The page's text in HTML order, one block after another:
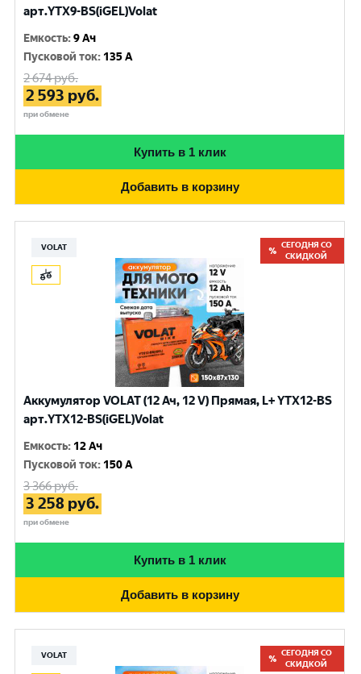
арт.YTX9-BS(iGEL)Volat
Емкость:9 Ач
Пусковой ток: 135 A
2 674руб.
2 593 руб.
при обмене
Купить в 1 клик
Добавить в корзину
VOLAT
СЕГОДНЯ СО
СКИДКОЙ
Аккумулятор VOLAT (12 Ач, 12 V) Прямая, L+ YTX12-BS
арт.YTX12-BS(iGEL)Volat
Емкость: 12 Ач
Пусковой ток: 150 A
3 366руб.
3 258 руб.
при обмене
Купить в 1 клик
Добавить в корзину
VOLAT
СЕГОДНЯ СО
СКИДКОЙ